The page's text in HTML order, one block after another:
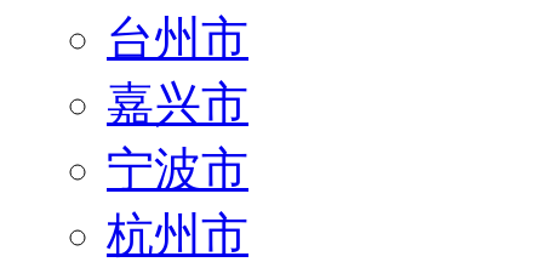
台州市
嘉兴市
宁波市
杭州市